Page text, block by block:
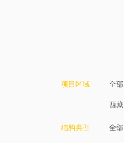
项目区域 全部
西藏
结构类型 全部